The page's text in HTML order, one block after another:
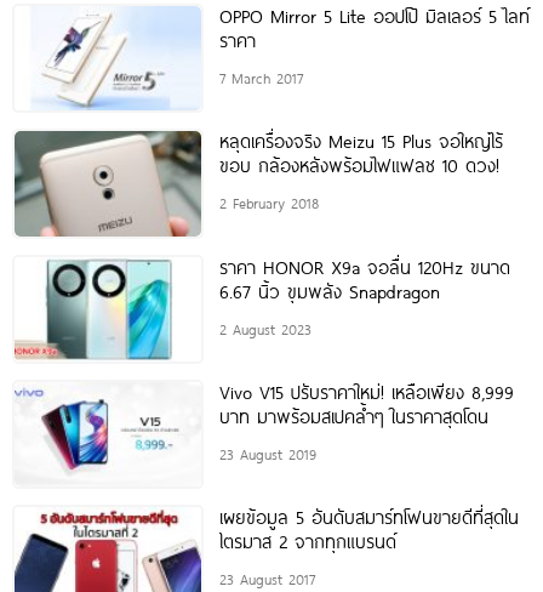
OPPO Mirror 5 Lite ออปโป้ มิลเลอร์ 5 ไลท์
ราคา
7 March 2017
หลุดเครื่องจริง Meizu 15 Plus จอใหญ่ไร้
ขอบ กล้องหลังพร้อมไฟแฟลช 10 ดวง!
2 February 2018
ราคา HONOR X9a จอลื่น 120Hz ขนาด
6.67 นิ้ว ขุมพลัง Snapdragon
2 August 2023
Vivo V15 ปรับราคาใหม่! เหลือเพียง 8,999
บาท มาพร้อมสเปคล้ำๆ ในราคาสุดโดน
23 August 2019
เผยข้อมูล 5 อันดับสมาร์ทโฟนขายดีที่สุดใน
ไตรมาส 2 จากทุกแบรนด์
23 August 2017